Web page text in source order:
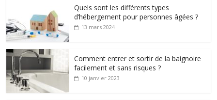
Quels sont les différents types
d’hébergement pour personnes âgées ?
13 mars 2024
Comment entrer et sortir de la baignoire
facilement et sans risques ?
10 janvier 2023